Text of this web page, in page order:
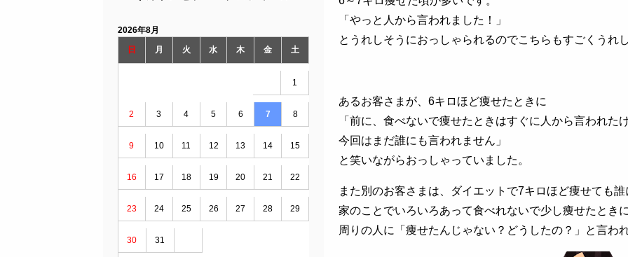
「やっと人から言われました！」
とうれしそうにおっしゃられるのでこちらもすごくうれ
あるお客さまが、6キロほど痩せたときに
「前に、食べないで痩せたときはすぐに人から言われた
今回はまだ誰にも言われません」
と笑いながらおっしゃっていました。
また別のお客さまは、ダイエットで7キロほど痩せても
家のことでいろいろあって食べれないで少し痩せたとき
周りの人に「痩せたんじゃない？どうしたの？」と言わ
2026年8月
日
月 火 水 木 金 土
1
2 3 4 5 6 7 8
9 10 11 12 13 14 15
16 17 18 19 20 21 22
23 24 25 26 27 28 29
30 31